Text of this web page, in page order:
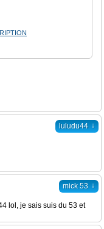
luludu44 ↓
mick 53 ↓
lol, je sais suis du 53 et